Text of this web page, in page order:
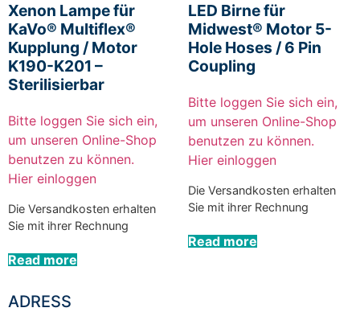
Xenon Lampe für
KaVo® Multiflex®
Kupplung / Motor
K190-K201 –
Sterilisierbar
Bitte loggen Sie sich ein,
um unseren Online-Shop
benutzen zu können.
Hier einloggen
Die Versandkosten erhalten
Sie mit ihrer Rechnung
Read more
LED Birne für
Midwest® Motor 5-
Hole Hoses / 6 Pin
Coupling
Bitte loggen Sie sich ein,
um unseren Online-Shop
benutzen zu können.
Hier einloggen
Die Versandkosten erhalten
Sie mit ihrer Rechnung
Read more
ADRESS